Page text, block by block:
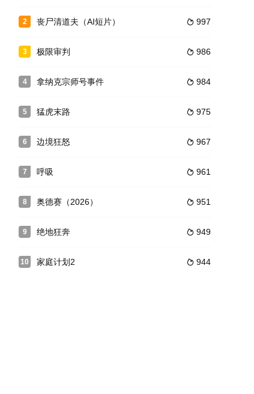
入战
电单车, 手持硬物, 将死者
饰）和好友赖特在南美洲追踪毒品大王桑切斯，不但
西要保护一个证人的女儿。督察马军（甄子
怪事件，运毒女子表情呆板、蛮力过人，七八个警察也不能阻止她的前
2  997
丧尸清道夫（AI短片）
3  986
极限审判
4  984
拿纳克宗师号事件
5  975
猛虎末路
6  967
边境狂怒
7  961
呼吸
8  951
奥德赛（2026）
9  949
绝地狂奔
10  944
家庭计划2